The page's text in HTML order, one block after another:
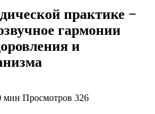
практике −
гармонии
и
мин Просмотров 326